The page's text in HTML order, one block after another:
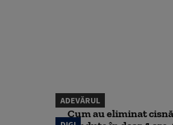
ADEVĂRUL
Cum au eliminat